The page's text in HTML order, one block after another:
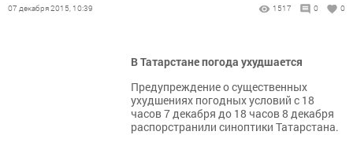
07 декабря 2015, 10:39 1517 0 0
В Татарстане погода ухудшается
Предупреждение о существенных
ухудшениях погодных условий с 18
часов 7 декабря до 18 часов 8 декабря
распорстранили синоптики Татарстана.